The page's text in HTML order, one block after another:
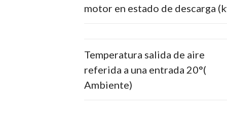
motor en estado de descarga
Temperatura salida de aire
referida a una entrada 20°(
Ambiente)